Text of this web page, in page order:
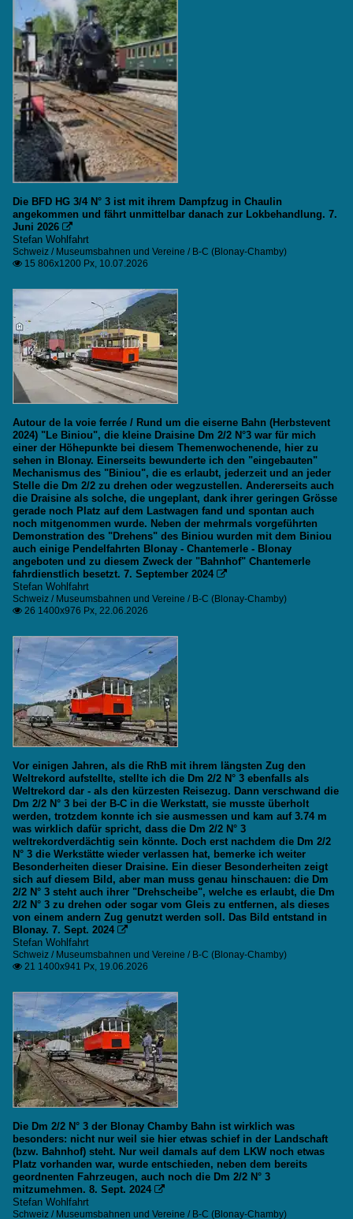
Die BFD HG 3/4 N° 3 ist mit ihrem Dampfzug in Chaulin
angekommen und fährt unmittelbar danach zur Lokbehandlung. 7.
Juni 2026 
Stefan Wohlfahrt
Schweiz / Museumsbahnen und Vereine / B-C (Blonay-Chamby)
 15 806x1200 Px, 10.07.2026
Autour de la voie ferrée / Rund um die eiserne Bahn (Herbstevent
2024) "Le Biniou", die kleine Draisine Dm 2/2 N°3 war für mich
einer der Höhepunkte bei diesem Themenwochenende, hier zu
sehen in Blonay. Einerseits bewunderte ich den "eingebauten"
Mechanismus des "Biniou", die es erlaubt, jederzeit und an jeder
Stelle die Dm 2/2 zu drehen oder wegzustellen. Andererseits auch
die Draisine als solche, die ungeplant, dank ihrer geringen Grösse
gerade noch Platz auf dem Lastwagen fand und spontan auch
noch mitgenommen wurde. Neben der mehrmals vorgeführten
Demonstration des "Drehens" des Biniou wurden mit dem Biniou
auch einige Pendelfahrten Blonay - Chantemerle - Blonay
angeboten und zu diesem Zweck der "Bahnhof" Chantemerle
fahrdienstlich besetzt. 7. September 2024 
Stefan Wohlfahrt
Schweiz / Museumsbahnen und Vereine / B-C (Blonay-Chamby)
 26 1400x976 Px, 22.06.2026
Vor einigen Jahren, als die RhB mit ihrem längsten Zug den
Weltrekord aufstellte, stellte ich die Dm 2/2 N° 3 ebenfalls als
Weltrekord dar - als den kürzesten Reisezug. Dann verschwand die
Dm 2/2 N° 3 bei der B-C in die Werkstatt, sie musste überholt
werden, trotzdem konnte ich sie ausmessen und kam auf 3.74 m
was wirklich dafür spricht, dass die Dm 2/2 N° 3
weltrekordverdächtig sein könnte. Doch erst nachdem die Dm 2/2
N° 3 die Werkstätte wieder verlassen hat, bemerke ich weiter
Besonderheiten dieser Draisine. Ein dieser Besonderheiten zeigt
sich auf diesem Bild, aber man muss genau hinschauen: die Dm
2/2 N° 3 steht auch ihrer "Drehscheibe", welche es erlaubt, die Dm
2/2 N° 3 zu drehen oder sogar vom Gleis zu entfernen, als dieses
von einem andern Zug genutzt werden soll. Das Bild entstand in
Blonay. 7. Sept. 2024 
Stefan Wohlfahrt
Schweiz / Museumsbahnen und Vereine / B-C (Blonay-Chamby)
 21 1400x941 Px, 19.06.2026
Die Dm 2/2 N° 3 der Blonay Chamby Bahn ist wirklich was
besonders: nicht nur weil sie hier etwas schief in der Landschaft
(bzw. Bahnhof) steht. Nur weil damals auf dem LKW noch etwas
Platz vorhanden war, wurde entschieden, neben dem bereits
geordnenten Fahrzeugen, auch noch die Dm 2/2 N° 3
mitzumehmen. 8. Sept. 2024 
Stefan Wohlfahrt
Schweiz / Museumsbahnen und Vereine / B-C (Blonay-Chamby)